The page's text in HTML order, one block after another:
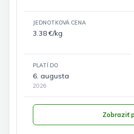
JEDNOTKOVÁ CENA
3.38 €/kg
PLATÍ DO
6. augusta
2026
Zobraziť